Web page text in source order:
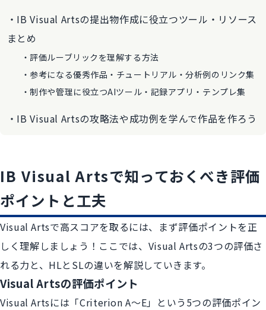
IB Visual Artsの提出物作成に役立つツール・リソース
まとめ
評価ルーブリックを理解する方法
参考になる優秀作品・チュートリアル・分析例のリンク集
制作や管理に役立つAIツール・記録アプリ・テンプレ集
IB Visual Artsの攻略法や成功例を学んで作品を作ろう
IB Visual Artsで知っておくべき評価
ポイントと工夫
Visual Artsで高スコアを取るには、まず評価ポイントを正
しく理解しましょう！ここでは、Visual Artsの3つの評価さ
れる力と、HLとSLの違いを解説していきます。
Visual Artsの評価ポイント
Visual Artsには「Criterion A～E」という5つの評価ポイン